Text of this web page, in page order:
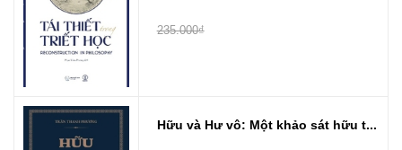
235.000₫
Hữu và Hư vô: Một khảo sát hữu t...